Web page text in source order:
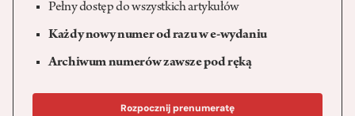
Pełny dostęp do wszystkich artykułów
Każdy nowy numer od razu w e-wydaniu
Archiwum numerów zawsze pod ręką
Rozpocznij prenumeratę